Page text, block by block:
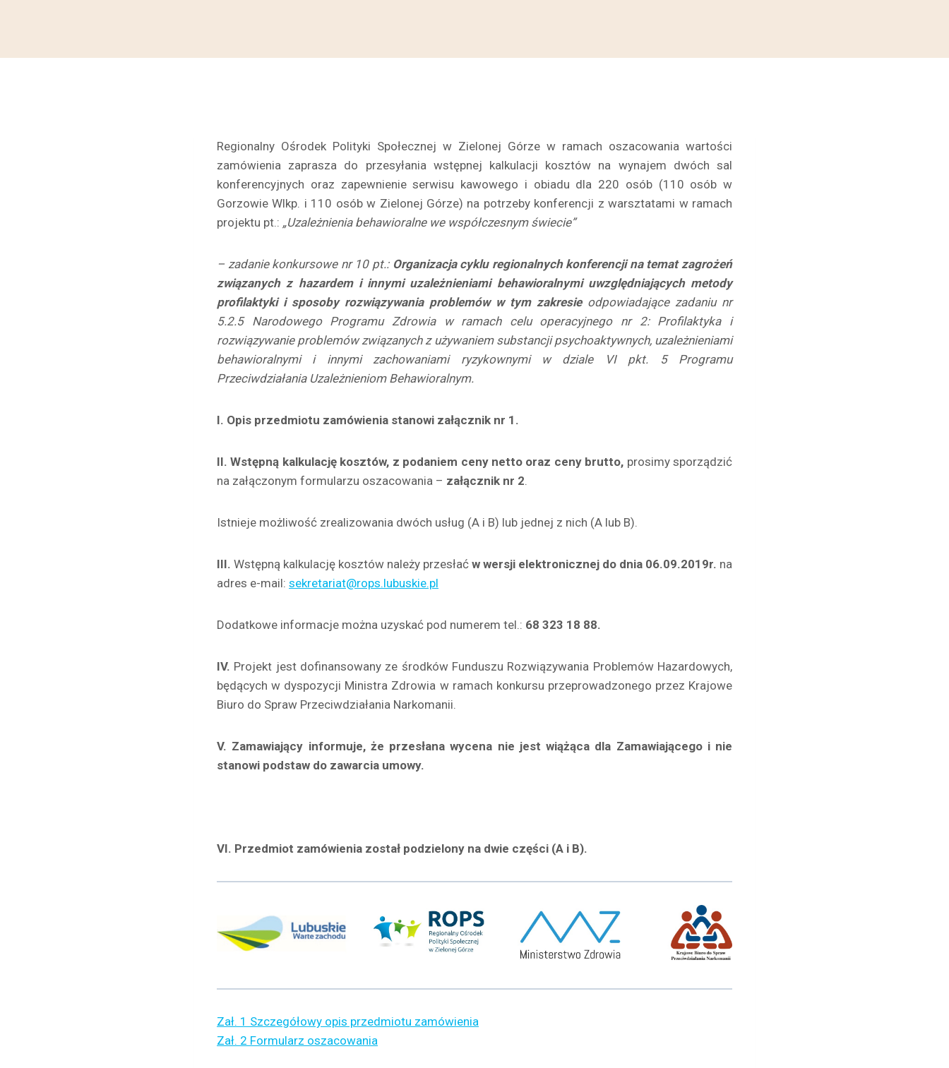
Regionalny Ośrodek Polityki Społecznej w Zielonej Górze w ramach oszacowania wartości
zamówienia zaprasza do przesyłania wstępnej kalkulacji kosztów na wynajem dwóch sal
konferencyjnych oraz zapewnienie serwisu kawowego i obiadu dla 220 osób (110 osób w
Gorzowie Wlkp. i 110 osób w Zielonej Górze) na potrzeby konferencji z warsztatami w ramach
projektu pt.: „Uzależnienia behawioralne we współczesnym świecie”
– zadanie konkursowe nr 10 pt.: Organizacja cyklu regionalnych konferencji na temat zagrożeń
związanych z hazardem i innymi uzależnieniami behawioralnymi uwzględniających metody
profilaktyki i sposoby rozwiązywania problemów w tym zakresie odpowiadające zadaniu nr
5.2.5 Narodowego Programu Zdrowia w ramach celu operacyjnego nr 2: Profilaktyka i
rozwiązywanie problemów związanych z używaniem substancji psychoaktywnych, uzależnieniami
behawioralnymi i innymi zachowaniami ryzykownymi w dziale VI pkt. 5 Programu
Przeciwdziałania Uzależnieniom Behawioralnym.
I. Opis przedmiotu zamówienia stanowi załącznik nr 1.
II. Wstępną kalkulację kosztów, z podaniem ceny netto oraz ceny brutto, prosimy sporządzić
na załączonym formularzu oszacowania – załącznik nr 2.
Istnieje możliwość zrealizowania dwóch usług (A i B) lub jednej z nich (A lub B).
III. Wstępną kalkulację kosztów należy przesłać w wersji elektronicznej do dnia 06.09.2019r. na
adres e-mail: sekretariat@rops.lubuskie.pl
Dodatkowe informacje można uzyskać pod numerem tel.: 68 323 18 88.
IV. Projekt jest dofinansowany ze środków Funduszu Rozwiązywania Problemów Hazardowych,
będących w dyspozycji Ministra Zdrowia w ramach konkursu przeprowadzonego przez Krajowe
Biuro do Spraw Przeciwdziałania Narkomanii.
V. Zamawiający informuje, że przesłana wycena nie jest wiążąca dla Zamawiającego i nie
stanowi podstaw do zawarcia umowy.
VI. Przedmiot zamówienia został podzielony na dwie części (A i B).
Zał. 1 Szczegółowy opis przedmiotu zamówienia
Zał. 2 Formularz oszacowania